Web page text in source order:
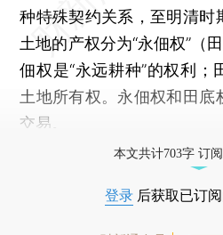
种特殊契约关系，至明清时
土地的产权分为“永佃权”（
佃权是“永远耕种”的权利；
土地所有权。永佃权和田底
交易。
本文共计703字 订
登录 后获取已订